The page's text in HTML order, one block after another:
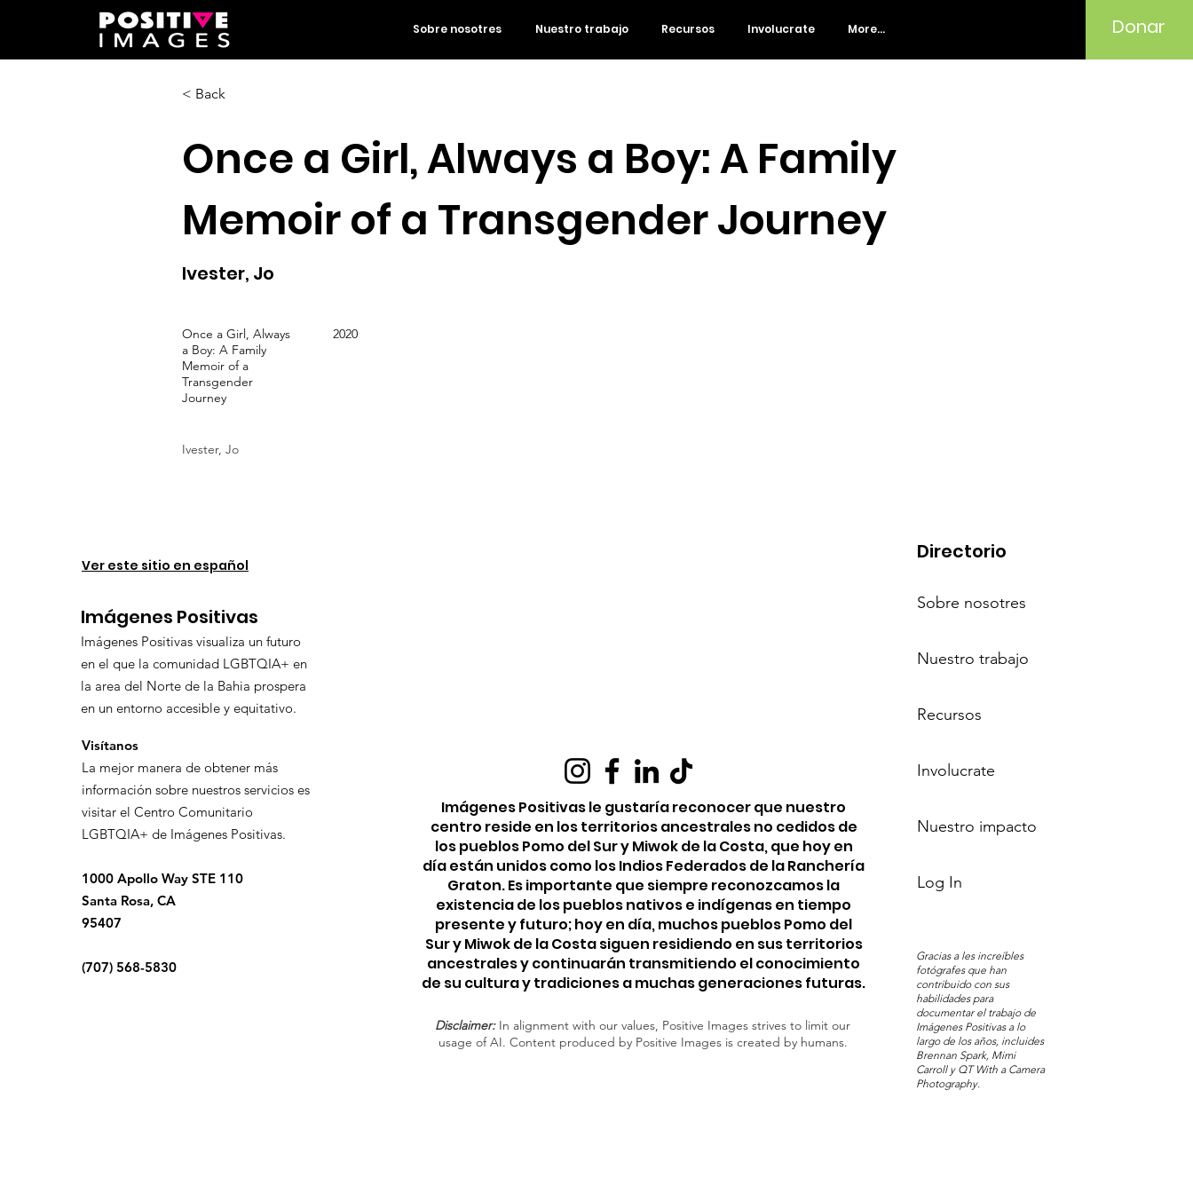
Sobre nosotres Nuestro trabajo Recursos Involucrate More... Donar
< Back
Once a Girl, Always a Boy: A Family
Memoir of a Transgender Journey
Ivester, Jo
Once a Girl, Always
a Boy: A Family
Memoir of a
Transgender
Journey
2020
Ivester, Jo
Ver este sitio en español
Imágenes Positivas
Imágenes Positivas visualiza un futuro
en el que la comunidad LGBTQIA+ en
la area del Norte de la Bahia prospera
en un entorno accesible y equitativo.
Visítanos
La mejor manera de obtener más
información sobre nuestros servicios es
visitar el Centro Comunitario
LGBTQIA+ de Imágenes Positivas.
1000 Apollo Way STE 110
Santa Rosa, CA
95407
(707) 568-5830
Imágenes Positivas le gustaría reconocer que nuestro
centro reside en los territorios ancestrales no cedidos de
los pueblos Pomo del Sur y Miwok de la Costa, que hoy en
día están unidos como los Indios Federados de la Ranchería
Graton. Es importante que siempre reconozcamos la
existencia de los pueblos nativos e indígenas en tiempo
presente y futuro; hoy en día, muchos pueblos Pomo del
Sur y Miwok de la Costa siguen residiendo en sus territorios
ancestrales y continuarán transmitiendo el conocimiento
de su cultura y tradiciones a muchas generaciones futuras.
Disclaimer:In alignment with our values, Positive Images strives to limit our
usage of AI. Content produced by Positive Images is created by humans.
Directorio
Sobre nosotres
Nuestro trabajo
Recursos
Involucrate
Nuestro impacto
Log In
Gracias a les increíbles
fotógrafes que han
contribuido con sus
habilidades para
documentar el trabajo de
Imágenes Positivas a lo
largo de los años, incluides
Brennan Spark, Mimi
Carroll y QT With a Camera
Photography.